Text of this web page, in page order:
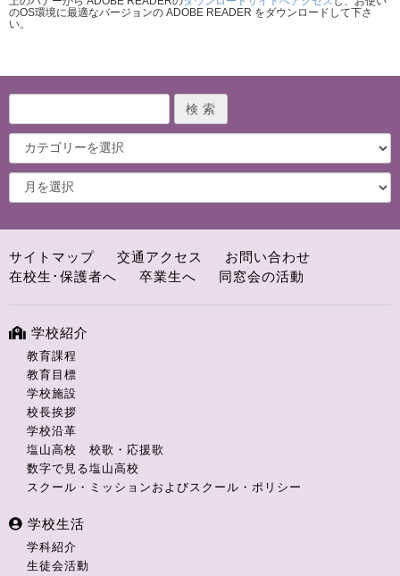
のOS環境に最適なバージョンの ADOBE READER をダウンロードして下さ
い。
サイトマップ 交通アクセス
お問い合わせ
在校生･保護者へ
卒業生へ 同窓会の活動
学校紹介
教育課程
教育目標
学校施設
校長挨拶
学校沿革
塩山高校 校歌・応援歌
数字で見る塩山高校
スクール・ミッションおよびスクール・ポリシー
学校生活
学科紹介
生徒会活動